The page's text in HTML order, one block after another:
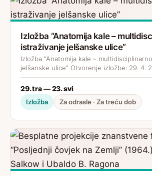
Izložba “Anatomija kale –
istraživanje jelšanske ulice”
Izložba “Anatomija kale –
jelšanske ulice” Otvorenje izložbe: 29. 4.
29. tra — 23. svi
Izložba Za odrasle · Za treću dob